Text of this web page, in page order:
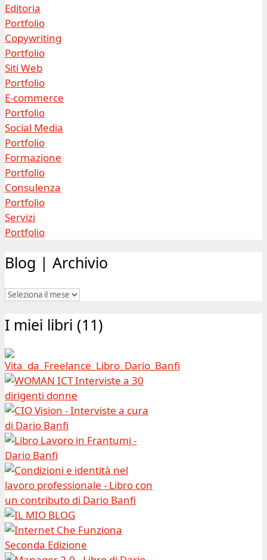
Editoria
Portfolio
Copywriting
Portfolio
Siti Web
Portfolio
E-commerce
Portfolio
Social Media
Portfolio
Formazione
Portfolio
Consulenza
Portfolio
Servizi
Portfolio
Blog | Archivio
Blog
Archivio
I miei libri (11)